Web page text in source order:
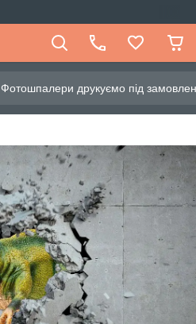
Фотошпалери друкуємо під